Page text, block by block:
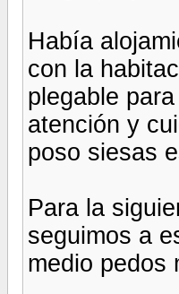
Había
con la
plegable
atención y
poso siesas
Para la
seguimos a
medio pedos